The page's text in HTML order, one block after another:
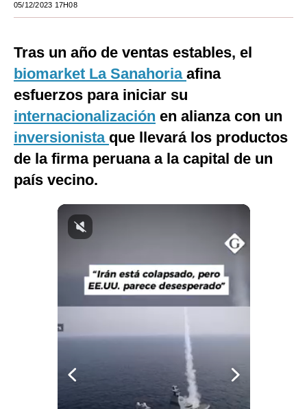
Mundo
México
España
Internacional
Tecnología
Club del Suscriptor
G de Gestión
05/12/2023 17H08
Tras un año de ventas estables, el
biomarket La Sanahoria afina
esfuerzos para iniciar su
internacionalización en alianza con un
inversionista que llevará los productos
de la firma peruana a la capital de un
país vecino.